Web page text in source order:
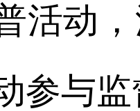
活动
参与